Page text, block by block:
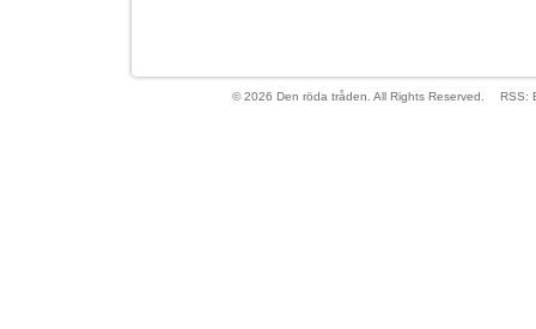
© 2026 Den röda tråden. All Rights Reserved. RSS: